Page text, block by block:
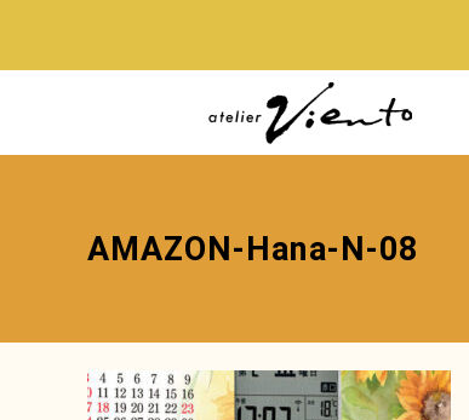
AMAZON-Hana-N-08